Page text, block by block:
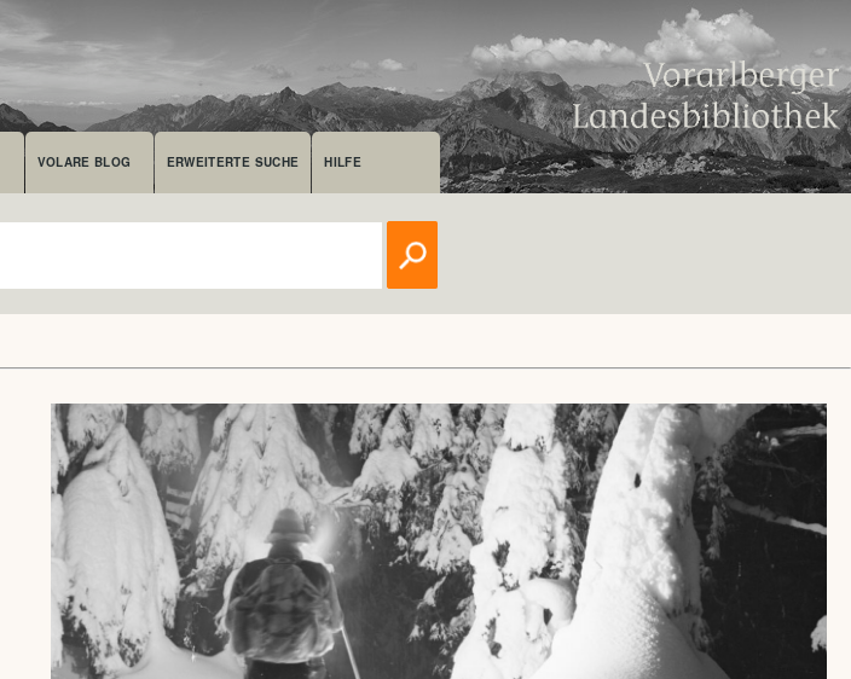
VOLARE BLOG ERWEITERTE SUCHE HILFE